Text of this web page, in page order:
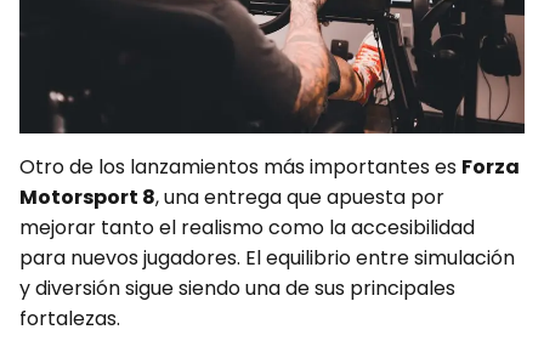
Otro de los lanzamientos más importantes es Forza
Motorsport 8, una entrega que apuesta por
mejorar tanto el realismo como la accesibilidad
para nuevos jugadores. El equilibrio entre simulación
y diversión sigue siendo una de sus principales
fortalezas.